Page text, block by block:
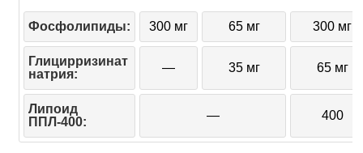
Фосфолипиды: 300 мг 65 мг 300 мг
Глицирризинат
натрия:
— 35 мг 65 мг
Липоид
ППЛ-400:
— 400